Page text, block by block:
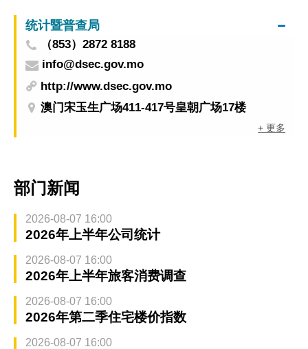
统计暨普查局
（853）2872 8188
info@dsec.gov.mo
http://www.dsec.gov.mo
澳门宋玉生广场411-417号皇朝广场17楼
+ 更多
部门新闻
2026-08-07 16:00
2026年上半年公司统计
2026-08-07 16:00
2026年上半年旅客消费调查
2026-08-07 16:00
2026年第二季住宅楼价指数
2026-08-07 16:00